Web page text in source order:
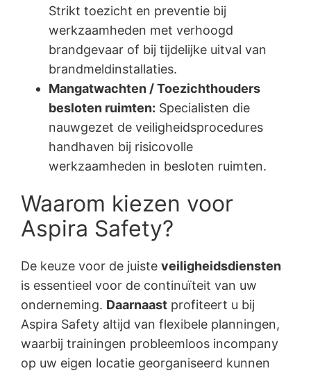
Strikt toezicht en preventie bij
werkzaamheden met verhoogd
brandgevaar of bij tijdelijke uitval van
brandmeldinstallaties.
Mangatwachten / Toezichthouders
besloten ruimten: Specialisten die
nauwgezet de veiligheidsprocedures
handhaven bij risicovolle
werkzaamheden in besloten ruimten.
Waarom kiezen voor
Aspira Safety?
De keuze voor de juisteveiligheidsdiensten
is essentieel voor de continuïteit van uw
onderneming. Daarnaast profiteert u bij
Aspira Safety altijd van flexibele planningen,
waarbij trainingen probleemloos incompany
op uw eigen locatie georganiseerd kunnen